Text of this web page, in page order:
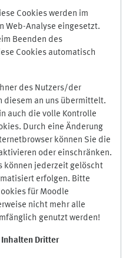
Cookies werden im
Web-Analyse eingesetzt.
Beenden des
Cookies automatisch
des Nutzers/der
diesem an uns übermittelt.
auch die volle Kontrolle
Durch eine Änderung
können Sie die
oder einschränken.
können jederzeit gelöscht
erfolgen. Bitte
für Moodle
nicht mehr alle
genutzt werden!
Inhalten Dritter